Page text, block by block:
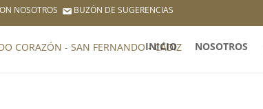
NOSOTROS BUZÓN DE SUGERENCIAS
INICIO NOSOTROS